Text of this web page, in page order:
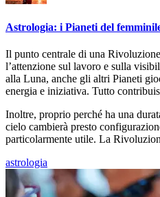
Astrologia: i Pianeti del
Il punto centrale di una
l’attenzione sul lavoro e sulla
alla Luna, anche gli altri Pianeti
energia e iniziativa. Tutto
Inoltre, proprio perché ha una
cielo cambierà presto
particolarmente utile. La
astrologia